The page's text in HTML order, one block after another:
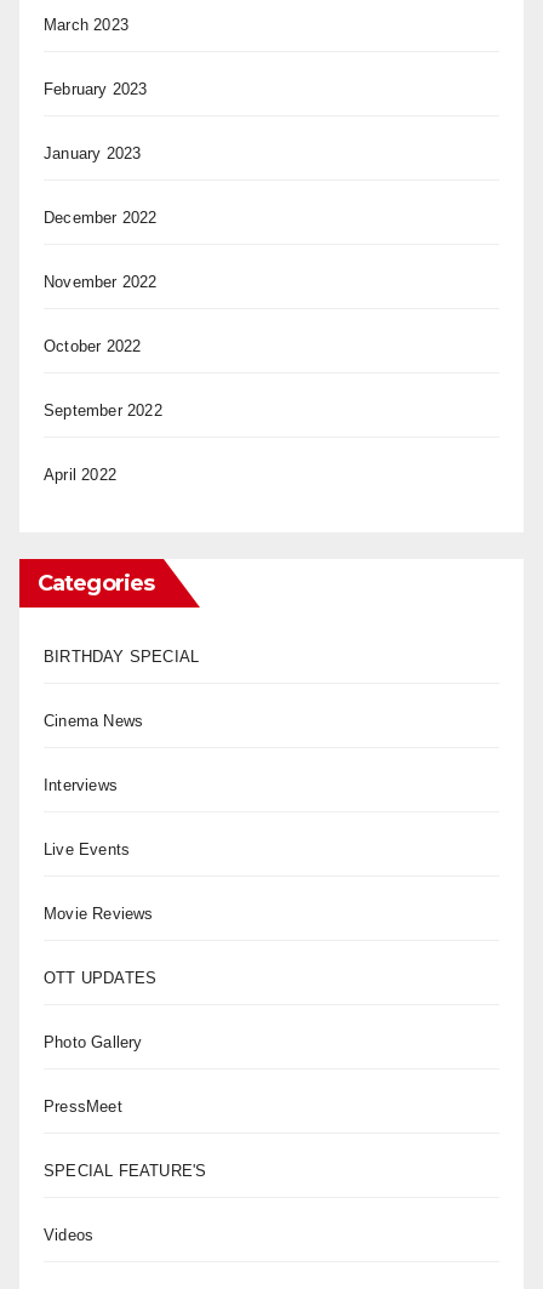
March 2023
February 2023
January 2023
December 2022
November 2022
October 2022
September 2022
April 2022
Categories
BIRTHDAY SPECIAL
Cinema News
Interviews
Live Events
Movie Reviews
OTT UPDATES
Photo Gallery
PressMeet
SPECIAL FEATURE'S
Videos